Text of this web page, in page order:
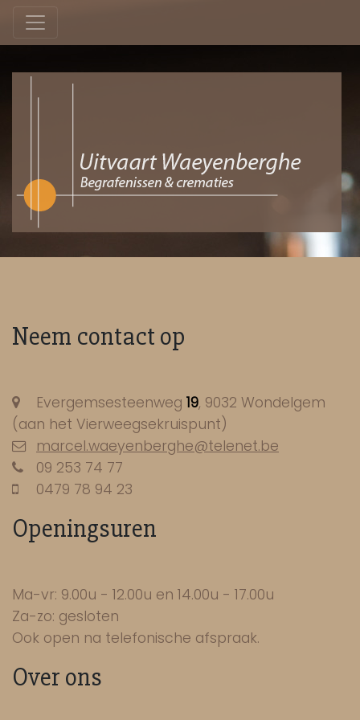
Neem contact op
Evergemsesteenweg 19, 9032 Wondelgem
(aan het Vierweegsekruispunt)
marcel.waeyenberghe@telenet.be
09 253 74 77
0479 78 94 23
Openingsuren
Ma-vr: 9.00u - 12.00u en 14.00u - 17.00u
Za-zo: gesloten
Ook open na telefonische afspraak.
Over ons